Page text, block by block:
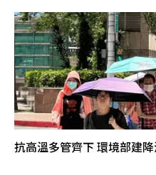
抗高溫多管齊下 環境部建